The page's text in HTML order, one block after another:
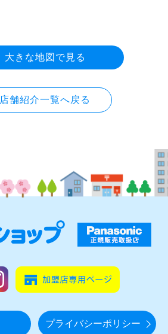
大きな地図で見る
店舗紹介一覧へ戻る
プライバシーポリシー